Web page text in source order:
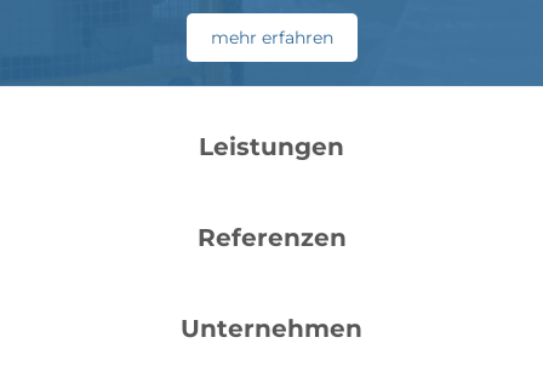
mehr erfahren
Leistungen
Referenzen
Unternehmen